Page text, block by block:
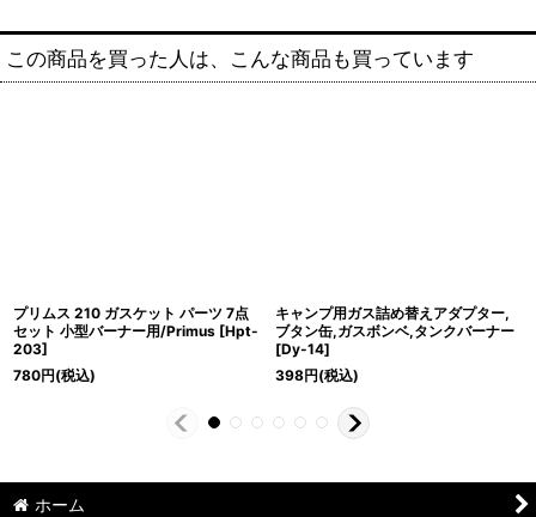
この商品を買った人は、こんな商品も買っています
プリムス 210 ガスケット パーツ 7点
セット 小型バーナー用/Primus [Hpt-
203]
780円(税込)
キャンプ用ガス詰め替えアダプター,
ブタン缶,ガスボンベ,タンクバーナー
[Dy-14]
398円(税込)
ホーム